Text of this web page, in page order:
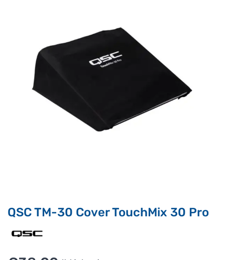
QSC TM-30 Cover TouchMix 30 Pro
Supporto clienti RF Assist
Ciao, Come posso aiutarti?
Puoi chiedermi informazioni generali o specifiche su certi
Per ottenere dettagli su un determinato prodotto
assicurati di indicarne il nome completo